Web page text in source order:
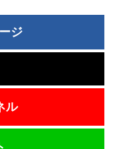
ジ
ル